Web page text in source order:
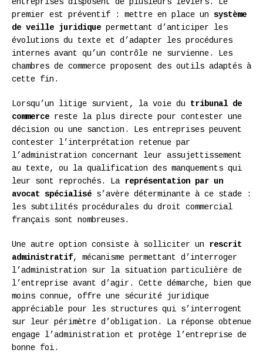
premier est préventif : mettre en place un système
de veille juridique permettant d’anticiper les
évolutions du texte et d’adapter les procédures
internes avant qu’un contrôle ne survienne. Les
chambres de commerce proposent des outils adaptés à
cette fin.
Lorsqu’un litige survient, la voie du tribunal de
commerce reste la plus directe pour contester une
décision ou une sanction. Les entreprises peuvent
contester l’interprétation retenue par
l’administration concernant leur assujettissement
au texte, ou la qualification des manquements qui
leur sont reprochés. La représentation par un
avocat spécialisé s’avère déterminante à ce stade :
les subtilités procédurales du droit commercial
français sont nombreuses.
Une autre option consiste à solliciter un rescrit
administratif, mécanisme permettant d’interroger
l’administration sur la situation particulière de
l’entreprise avant d’agir. Cette démarche, bien que
moins connue, offre une sécurité juridique
appréciable pour les structures qui s’interrogent
sur leur périmètre d’obligation. La réponse obtenue
engage l’administration et protège l’entreprise de
bonne foi.